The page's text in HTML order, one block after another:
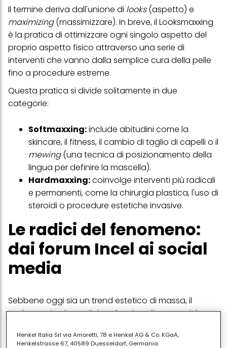
Il termine deriva dall'unione di looks(aspetto) e
maximizing(massimizzare). In breve, il Looksmaxxing
è la pratica di ottimizzare ogni singolo aspetto del
proprio aspetto fisico attraverso una serie di
interventi che vanno dalla semplice cura della pelle
fino a procedure estreme.
Questa pratica si divide solitamente in due
categorie:
Softmaxxing:include abitudini come la
skincare, il fitness, il cambio di taglio di capelli o il
mewing(una tecnica di posizionamento della
lingua per definire la mascella).
Hardmaxxing:coinvolge interventi più radicali
e permanenti, come la chirurgia plastica, l'uso di
steroidi o procedure estetiche invasive.
Le radici del fenomeno:
dai forum Incel ai social
media
Sebbene oggi sia un trend estetico di massa, il
Looksmaxxing ha radici profonde nelle comunità
considerato l'unico parametro per determinare il
Henkel Italia Srl via Amoretti, 78 e Henkel AG & Co. KGaA,
Henkelstrasse 67, 40589 Duesseldorf, Germania